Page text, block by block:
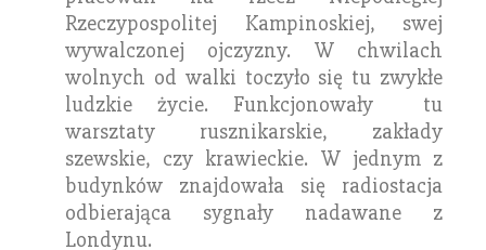
Rzeczypospolitej Kampinoskiej, swej
wywalczonej ojczyzny. W chwilach
wolnych od walki toczyło się tu zwykłe
ludzkie życie. Funkcjonowały tu
warsztaty rusznikarskie, zakłady
szewskie, czy krawieckie. W jednym z
budynków znajdowała się radiostacja
odbierająca sygnały nadawane z
Londynu.